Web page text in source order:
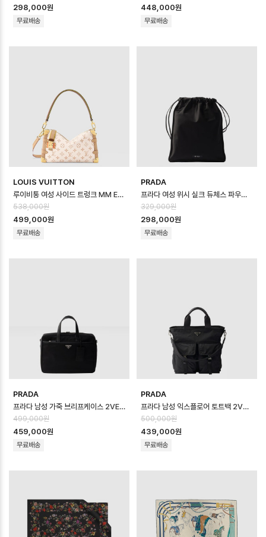
298,000원
무료배송
448,000원
무료배송
LOUIS VUITTON
루이비통 여성 사이드 트렁크 MM EW LV 크래프티 M29913 - Louis vuitt…
538,000원
499,000원
무료배송
PRADA
프라다 여성 위시 실크 듀체스 파우치 1NK063 - Prada Womens Wish Si…
329,000원
298,000원
무료배송
PRADA
프라다 남성 가죽 브리프케이스 2VE029 - Prada Mens Leather Brief…
499,000원
459,000원
무료배송
PRADA
프라다 남성 익스플로어 토트백 2VG138 - Prada Mens Explore Tote …
500,000원
439,000원
무료배송